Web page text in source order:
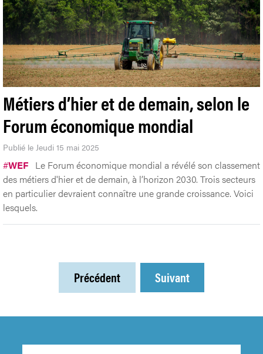
Métiers d’hier et de demain, selon le
Forum économique mondial
Publié le Jeudi 15 mai 2025
#WEF Le Forum économique mondial a révélé son classement
des métiers d'hier et de demain, à l’horizon 2030. Trois secteurs
en particulier devraient connaître une grande croissance. Voici
lesquels.
Précédent Suivant